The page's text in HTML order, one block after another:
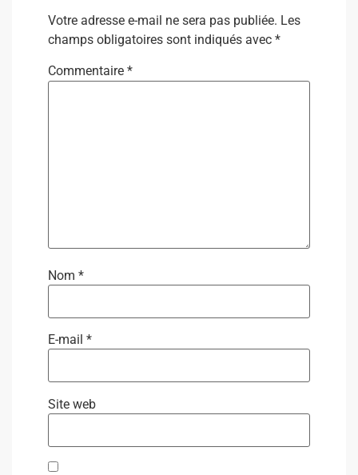
Votre adresse e-mail ne sera pas publiée. Les
champs obligatoires sont indiqués avec *
Commentaire *
Nom *
E-mail *
Site web